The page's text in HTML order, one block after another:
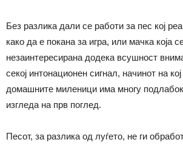
Без разлика дали се работи за пес кој
како да е покана за игра, или мачка која
незаинтересирана додека всушност
секој интонационен сигнал, начинот на
домашните миленици има многу
изгледа на прв поглед.
Песот, за разлика од луѓето, не ги